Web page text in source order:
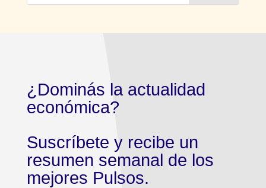
¿Dominás la actualidad
económica?
Suscríbete y recibe un
resumen semanal de los
mejores Pulsos.